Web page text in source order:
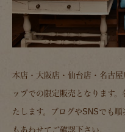
本店・大阪店・仙台店・名古
ップでの限定販売となります
たします。ブログやSNSでも
もあわせてご確認下さい。